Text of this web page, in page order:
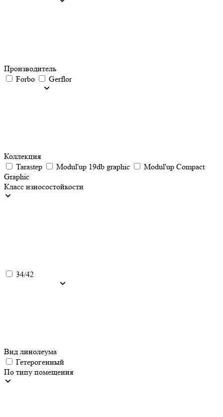
Производитель
Forbo
Gerflor
Коллекция
Tarastep
Мodul'up 19db graphic
Мodul'up Compact
Graphic
Класс износостойкости
34/42
Вид линолеума
Гетерогенный
По типу помещения